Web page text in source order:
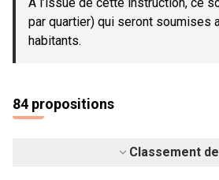
par quartier) qui seront soumises
habitants.
84 propositions
Classement